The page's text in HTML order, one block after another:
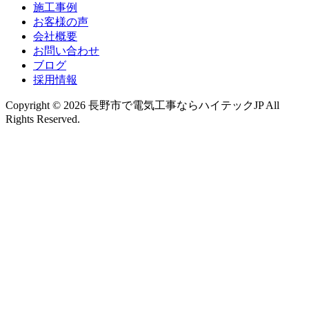
施工事例
お客様の声
会社概要
お問い合わせ
ブログ
採用情報
Copyright © 2026 長野市で電気工事ならハイテックJP All
Rights Reserved.